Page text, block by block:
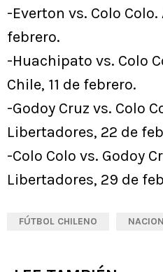
-Everton vs. Colo
febrero.
-Huachipato vs. Colo
Chile, 11 de febrero.
-Godoy Cruz vs. Colo
Libertadores, 22 de
-Colo Colo vs. Godoy
Libertadores, 29 de
FÚTBOL CHILENO